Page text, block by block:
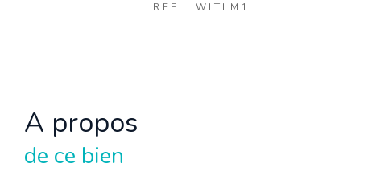
REF : WITLM1
a propos
de ce bien